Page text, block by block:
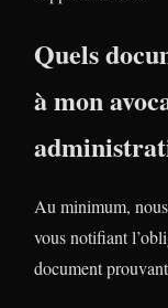
Quels
à mon
Au minimum,
vous notifiant
document